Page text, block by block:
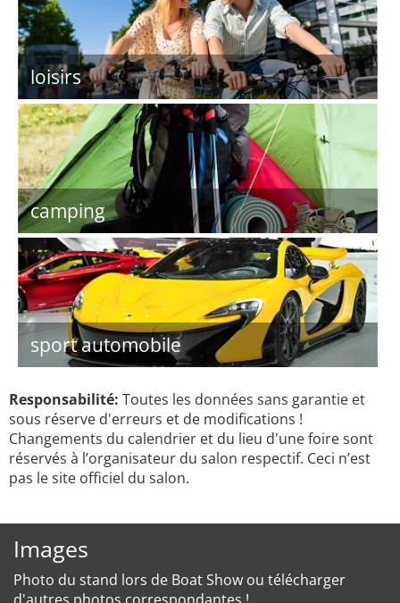
loisirs
camping
sport automobile
Responsabilité: Toutes les données sans garantie et
sous réserve d'erreurs et de modifications !
Changements du calendrier et du lieu d'une foire sont
réservés à l’organisateur du salon respectif. Ceci n’est
pas le site officiel du salon.
Images
Photo du stand lors de Boat Show ou télécharger